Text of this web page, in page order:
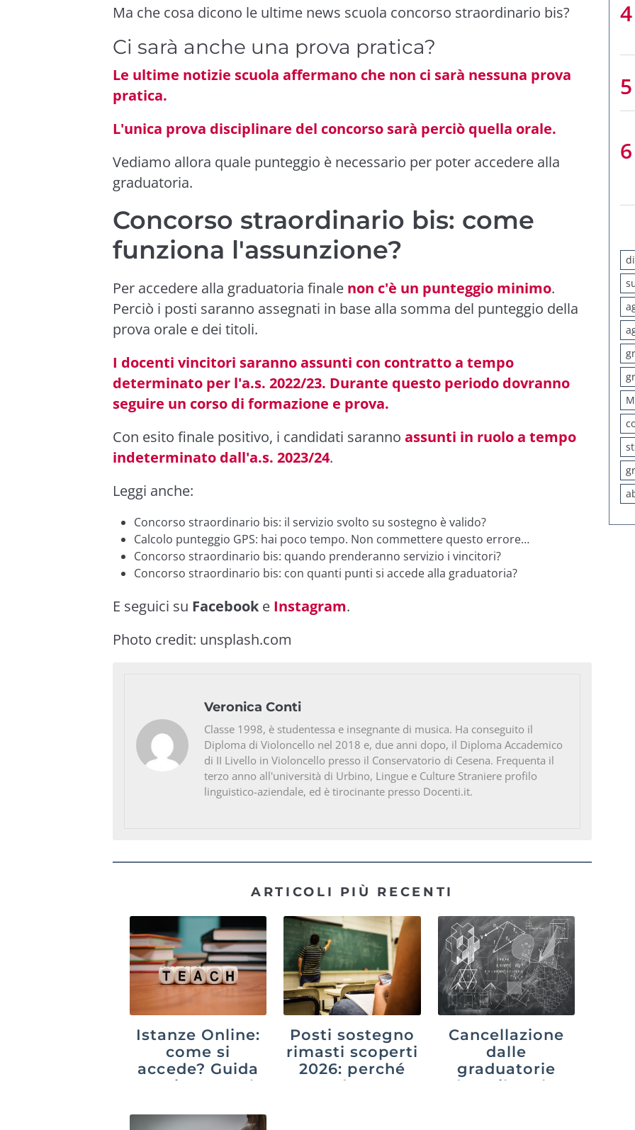
Ma che cosa dicono le ultime news scuola concorso straordinario bis?
Ci sarà anche una prova pratica?
Le ultime notizie scuola affermano che non ci sarà nessuna prova
pratica.
L'unica prova disciplinare del concorso sarà perciò quella orale.
Vediamo allora quale punteggio è necessario per poter accedere alla
graduatoria.
Concorso straordinario bis: come
funziona l'assunzione?
Per accedere alla graduatoria finale non c'è un punteggio minimo.
Perciò i posti saranno assegnati in base alla somma del punteggio della
prova orale e dei titoli.
I docenti vincitori saranno assunti con contratto a tempo
determinato per l'a.s. 2022/23. Durante questo periodo dovranno
seguire un corso di formazione e prova.
Con esito finale positivo, i candidati saranno assunti in ruolo a tempo
indeterminato dall'a.s. 2023/24.
Leggi anche:
Concorso straordinario bis: il servizio svolto su sostegno è valido?
Calcolo punteggio GPS: hai poco tempo. Non commettere questo errore…
Concorso straordinario bis: quando prenderanno servizio i vincitori?
Concorso straordinario bis: con quanti punti si accede alla graduatoria?
E seguici su Facebook e Instagram.
Photo credit: unsplash.com
Veronica Conti
Classe 1998, è studentessa e insegnante di musica. Ha conseguito il
Diploma di Violoncello nel 2018 e, due anni dopo, il Diploma Accademico
di II Livello in Violoncello presso il Conservatorio di Cesena. Frequenta il
terzo anno all'università di Urbino, Lingue e Culture Straniere profilo
linguistico-aziendale, ed è tirocinante presso Docenti.it.
ARTICOLI PIÙ RECENTI
Istanze Online:
come si
accede? Guida
aggiornata al
Posti sostegno
rimasti scoperti
2026: perché
succede e cosa
Cancellazione
dalle
graduatorie
dopo il ruolo: